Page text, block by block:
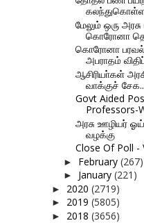
மேலும் ஒரு
கொரோனா
கொரோனா பரவல்
அபராதம்
ஆசிரியா்கள்
வாக்குச்
Govt Aided
Professors-
அரசு ஊழியர்
வழக்கு
Close Of Poll -
► February (267)
► January (221)
► 2020 (2719)
► 2019 (5805)
► 2018 (3656)